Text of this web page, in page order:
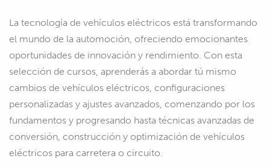
La tecnología de vehículos eléctricos está transformando
el mundo de la automoción, ofreciendo emocionantes
oportunidades de innovación y rendimiento. Con esta
selección de cursos, aprenderás a abordar tú mismo
cambios de vehículos eléctricos, configuraciones
personalizadas y ajustes avanzados, comenzando por los
fundamentos y progresando hasta técnicas avanzadas de
conversión, construcción y optimización de vehículos
eléctricos para carretera o circuito.